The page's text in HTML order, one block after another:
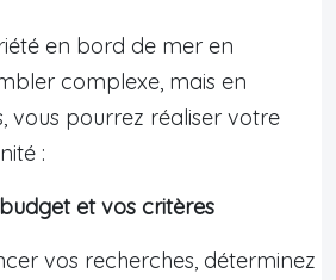
en bord de mer en
complexe, mais en
vous pourrez réaliser votre
:
et vos critères
vos recherches, déterminez